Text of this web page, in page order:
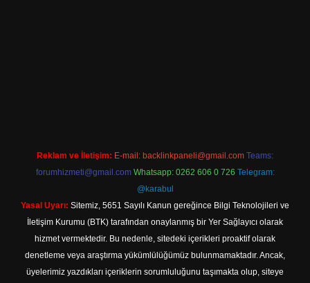
Reklam ve İletişim: E-mail: backlinkpaneli@gmail.com Teams:
forumhizmeti@gmail.com Whatsapp: 0262 606 0 726 Telegram:
@karabul
Yasal Uyarı: Sitemiz, 5651 Sayılı Kanun gereğince Bilgi Teknolojileri ve
İletişim Kurumu (BTK) tarafından onaylanmış bir Yer Sağlayıcı olarak
hizmet vermektedir. Bu nedenle, sitedeki içerikleri proaktif olarak
denetleme veya araştırma yükümlülüğümüz bulunmamaktadır. Ancak,
üyelerimiz yazdıkları içeriklerin sorumluluğunu taşımakta olup, siteye